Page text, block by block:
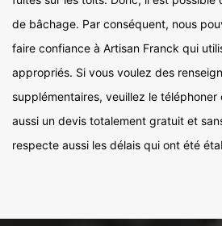
de bâchage. Par conséquent, nous
faire confiance à Artisan Franck qui
appropriés. Si vous voulez des
supplémentaires, veuillez le
aussi un devis totalement gratuit et
respecte aussi les délais qui ont été